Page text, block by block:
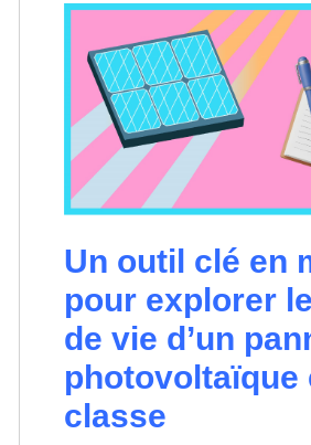
Un outil clé en
pour explorer
de vie d’un
photovoltaïque
classe